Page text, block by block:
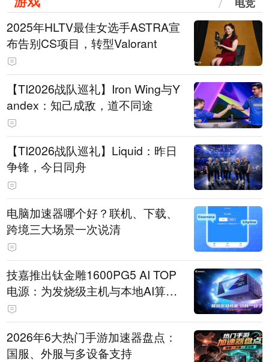
2025年HLTV最佳女选手ASTRA宣
布告别CS项目，转型Valorant
【TI2026战队巡礼】Iron Wing与Y
andex：知己成敌，道不同途
【TI2026战队巡礼】Liquid：昨日
争锋，今日同舟
电脑加速器哪个好？联机、下载、
跨境三大场景一次说清
技嘉推出钛金雕1600PG5 AI TOP
电源：为发烧级主机与本地AI算力
打造旗舰供电方案
2026年6大热门手游加速器盘点：
国服、外服与多设备支持